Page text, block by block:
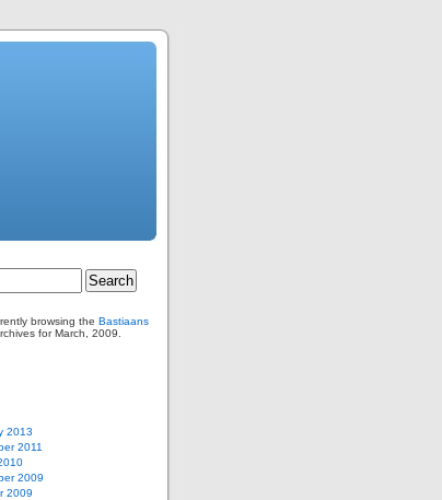
browsing the Bastiaans
for March, 2009.
2013
2011
2009
2009